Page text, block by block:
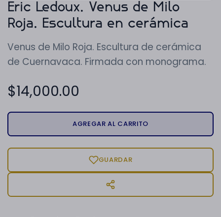
Eric Ledoux. Venus de Milo
Roja. Escultura en cerámica
Venus de Milo Roja. Escultura de cerámica
de Cuernavaca. Firmada con monograma.
$14,000.00
AGREGAR AL CARRITO
GUARDAR